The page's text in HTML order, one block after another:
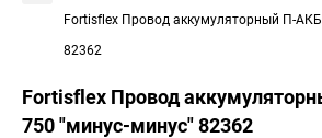
Fortisflex Провод аккумуляторный П-
82362
Fortisflex Провод
750 "минус-минус" 82362